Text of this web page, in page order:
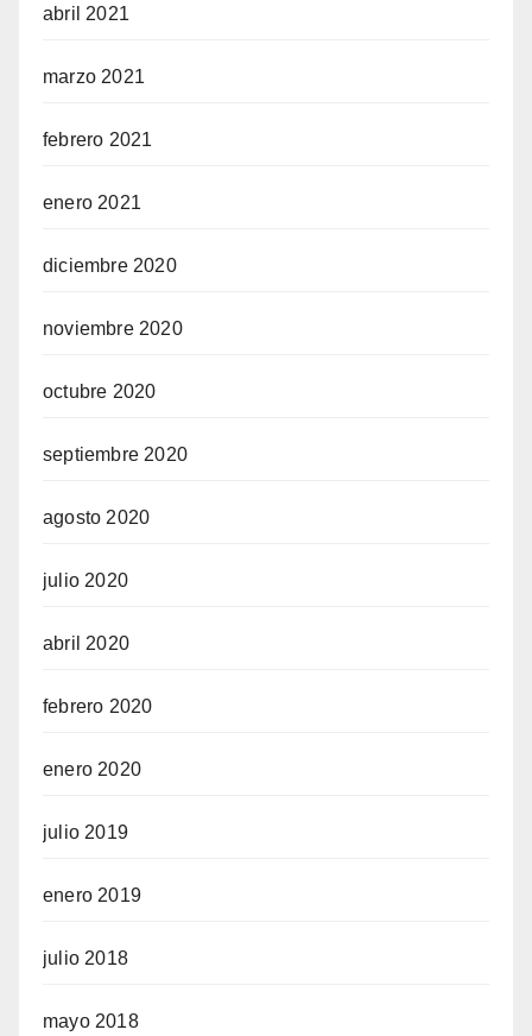
abril 2021
marzo 2021
febrero 2021
enero 2021
diciembre 2020
noviembre 2020
octubre 2020
septiembre 2020
agosto 2020
julio 2020
abril 2020
febrero 2020
enero 2020
julio 2019
enero 2019
julio 2018
mayo 2018